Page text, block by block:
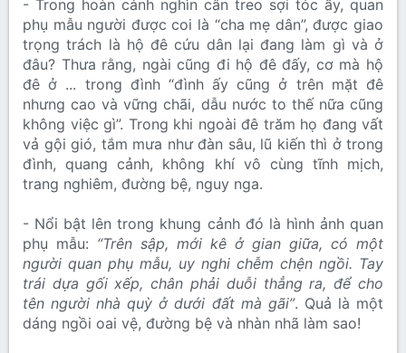
- Trong hoàn cảnh nghìn cân treo sợi tóc ấy, quan
phụ mẫu người được coi là “cha mẹ dân”, được giao
trọng trách là hộ đê cứu dân lại đang làm gì và ở
đâu? Thưa rằng, ngài cũng đi hộ đê đấy, cơ mà hộ
đê ở ... trong đình “đình ấy cũng ở trên mặt đê
nhưng cao và vững chãi, dẫu nước to thế nữa cũng
không việc gì”. Trong khi ngoài đê trăm họ đang vất
vả gội gió, tắm mưa như đàn sâu, lũ kiến thì ở trong
đình, quang cảnh, không khí vô cùng tĩnh mịch,
trang nghiêm, đường bệ, nguy nga.
- Nổi bật lên trong khung cảnh đó là hình ảnh quan
phụ mẫu: “Trên sập, mới kê ở gian giữa, có một
người quan phụ mẫu, uy nghi chễm chện ngồi. Tay
trái dựa gối xếp, chân phải duỗi thẳng ra, để cho
tên người nhà quỳ ở dưới đất mà gãi”. Quả là một
dáng ngồi oai vệ, đường bệ và nhàn nhã làm sao!